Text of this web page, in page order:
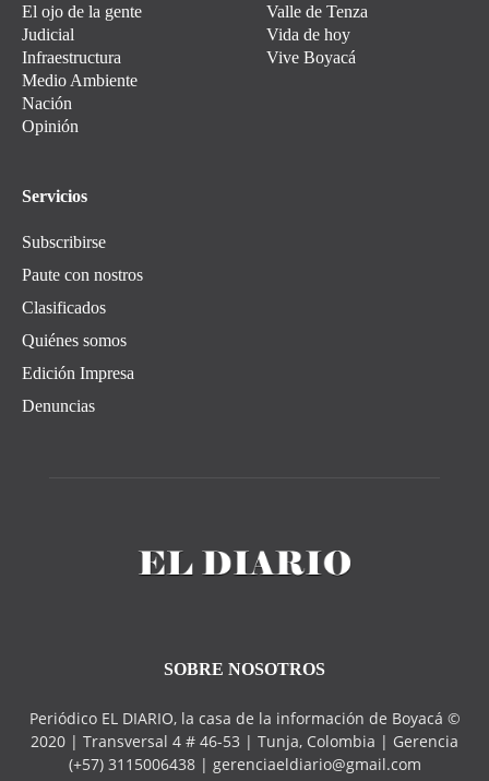
El ojo de la gente
Judicial
Infraestructura
Medio Ambiente
Nación
Opinión
Valle de Tenza
Vida de hoy
Vive Boyacá
Servicios
Subscribirse
Paute con nostros
Clasificados
Quiénes somos
Edición Impresa
Denuncias
SOBRE NOSOTROS
Periódico EL DIARIO, la casa de la información de Boyacá ©
2020 | Transversal 4 # 46-53 | Tunja, Colombia | Gerencia
(+57) 3115006438 | gerenciaeldiario@gmail.com